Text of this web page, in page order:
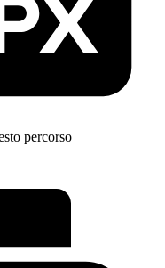
percorso